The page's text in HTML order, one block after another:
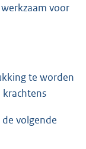
voor
te worden
volgende